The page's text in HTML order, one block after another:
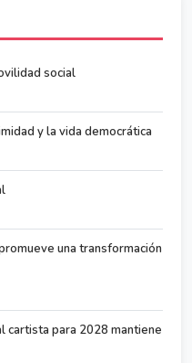
social
y la vida democrática
una transformación
cartista para 2028 mantiene